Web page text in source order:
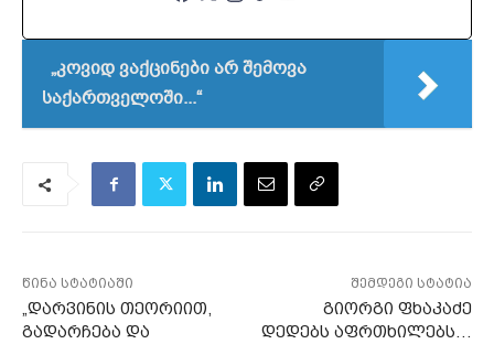
„კოვიდ ვაქცინები არ შემოვა
საქართველოში...“
წინა სტატიაში
„დარვინის თეორიით,
გადარჩება და
შემდეგი სტატია
გიორგი ფხაკაძე
დედებს აფრთხილებს…